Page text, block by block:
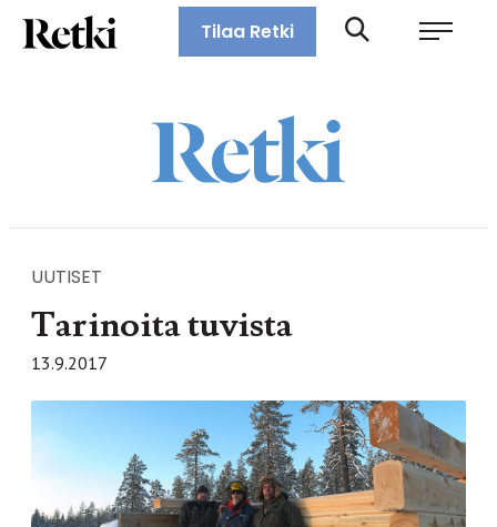
Siirry
suoraan
Retki-lehti
Tilaa Retki
UUTISET
Tarinoita tuvista
13.9.2017